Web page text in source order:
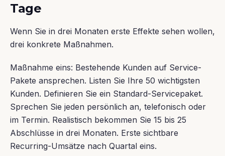
Tage
Wenn Sie in drei Monaten erste Effekte sehen wollen,
drei konkrete Maßnahmen.
Maßnahme eins: Bestehende Kunden auf Service-
Pakete ansprechen. Listen Sie Ihre 50 wichtigsten
Kunden. Definieren Sie ein Standard-Servicepaket.
Sprechen Sie jeden persönlich an, telefonisch oder
im Termin. Realistisch bekommen Sie 15 bis 25
Abschlüsse in drei Monaten. Erste sichtbare
Recurring-Umsätze nach Quartal eins.